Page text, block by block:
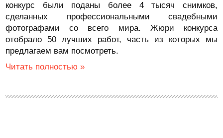
конкурс были поданы более 4 тысяч снимков,
сделанных профессиональными свадебными
фотографами со всего мира. Жюри конкурса
отобрало 50 лучших работ, часть из которых мы
предлагаем вам посмотреть.
Читать полностью »